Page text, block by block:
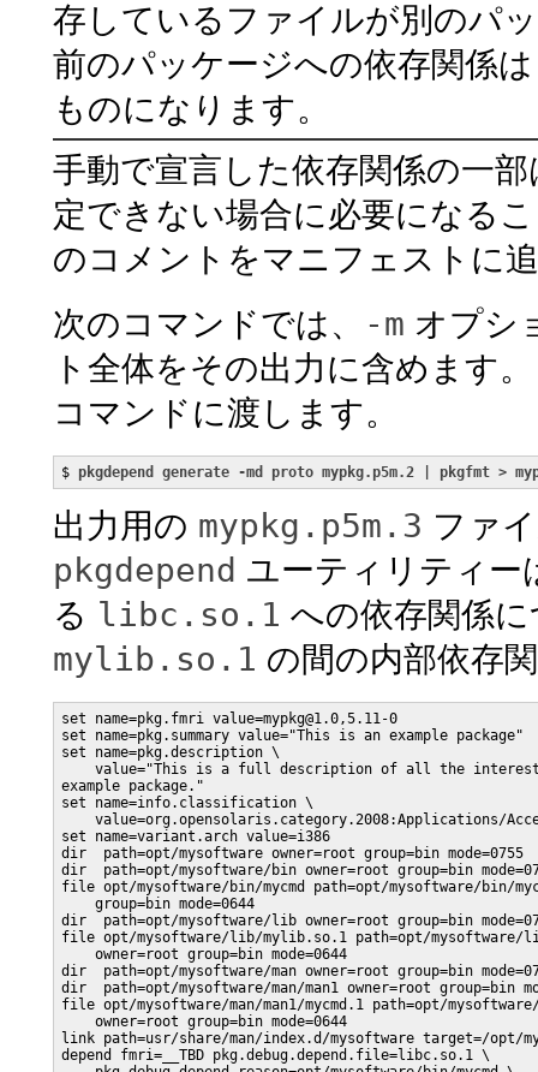
存しているファイルが別のパ
前のパッケージへの依存関係
ものになります。
手動で宣言した依存関係の一部
定できない場合に必要になる
のコメントをマニフェストに
次のコマンドでは、
-m オプシ
ト全体をその出力に含めます。
コマンドに渡します。
$ pkgdepend generate -md proto mypkg.p5m.2 | pkgfmt >
出力用の mypkg.p5m.3 ファ
pkgdepend ユーティリティー
る libc.so.1 への依存関係
mylib.so.1 の間の内部依存
set name=pkg.fmri value=mypkg@1.0,5.11-0
set name=pkg.summary value="This is an example package"
set name=pkg.description \
value="This is a full description of all the
example package."
set name=info.classification \
value=org.opensolaris.category.2008:Applications/
set name=variant.arch value=i386
dir  path=opt/mysoftware owner=root group=bin mode=0755
dir  path=opt/mysoftware/bin owner=root group=bin
file opt/mysoftware/bin/mycmd path=opt/mysoftware/bin/
    group=bin mode=0644
dir  path=opt/mysoftware/lib owner=root group=bin
file opt/mysoftware/lib/mylib.so.1 path=opt/
    owner=root group=bin mode=0644
dir  path=opt/mysoftware/man owner=root group=bin
dir  path=opt/mysoftware/man/man1 owner=root group=bin
file opt/mysoftware/man/man1/mycmd.1 path=opt/mysoftware/
    owner=root group=bin mode=0644
link path=usr/share/man/index.d/mysoftware target=/opt/
depend fmri=__TBD pkg.debug.depend.file=libc.so.1 \